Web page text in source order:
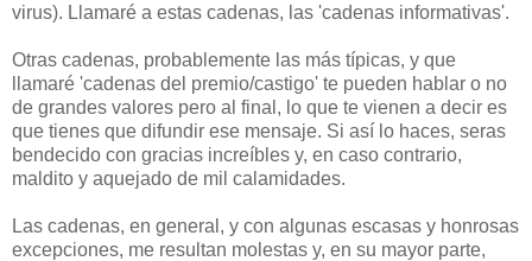
virus). Llamaré a estas cadenas, las 'cadenas informativas'.
Otras cadenas, probablemente las más típicas, y que
llamaré 'cadenas del premio/castigo' te pueden hablar o no
de grandes valores pero al final, lo que te vienen a decir es
que tienes que difundir ese mensaje. Si así lo haces, seras
bendecido con gracias increíbles y, en caso contrario,
maldito y aquejado de mil calamidades.
Las cadenas, en general, y con algunas escasas y honrosas
excepciones, me resultan molestas y, en su mayor parte,